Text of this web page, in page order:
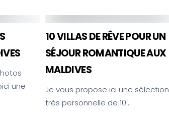
une
10 VILLAS DE RÊVE POUR UN
SÉJOUR ROMANTIQUE AUX
MALDIVES
Je vous propose ici une sélection
très personnelle de 10…